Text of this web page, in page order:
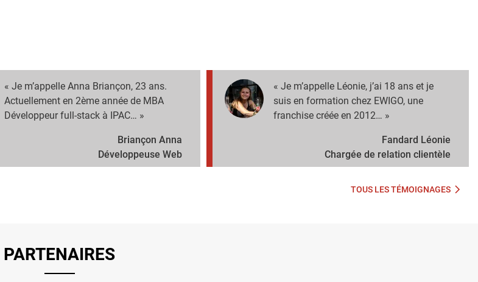
« Je m’appelle Anna Briançon, 23 ans.
Actuellement en 2ème année de MBA
Développeur full-stack à IPAC… »
Briançon Anna
Développeuse Web
« Je m’appelle Léonie, j’ai 18 ans et je
suis en formation chez EWIGO, une
franchise créée en 2012… »
Fandard Léonie
Chargée de relation clientèle
TOUS LES TÉMOIGNAGES
PARTENAIRES